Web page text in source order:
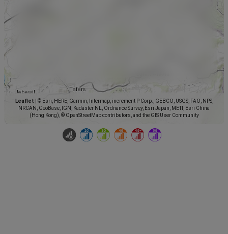
Leaflet
© Esri, HERE, Garmin, Intermap, increment P Corp., GEBCO, USGS, FAO, NPS,
NRCAN, GeoBase, IGN, Kadaster NL, Ordnance Survey, Esri Japan, METI, Esri China
(Hong Kong), © OpenStreetMap contributors, and the GIS User Community